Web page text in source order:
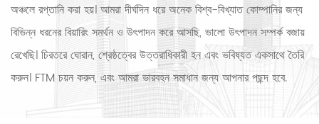
অঞ্চলে রপ্তানি করা হয়। আমরা দীর্ঘদিন ধরে অনেক বিশ্ব-বিখ্যাত কোম্পানির জন্য
বিভিন্ন ধরনের বিয়ারিং সমর্থন ও উৎপাদন করে আসছি, ভালো উৎপাদন সম্পর্ক বজায়
রেখেছি। চিরতরে ঘোরান, শ্রেষ্ঠত্বের উত্তরাধিকারী হন এবং ভবিষ্যত একসাথে তৈরি
করুন। FTM চয়ন করুন, এবং আমরা ভারবহন সমাধান জন্য আপনার পছন্দ হবে.